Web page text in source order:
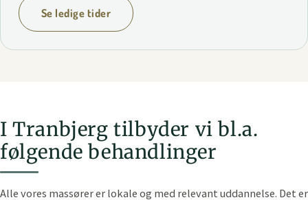
Se ledige tider
I Tranbjerg tilbyder vi bl.a.
følgende behandlinger
Alle vores massører er lokale og med relevant uddannelse. Det er